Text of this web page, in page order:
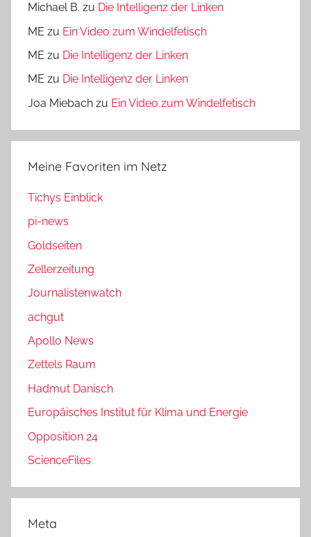
Michael B. zu Die Intelligenz der Linken
ME zu Ein Video zum Windelfetisch
ME zu Die Intelligenz der Linken
ME zu Die Intelligenz der Linken
Joa Miebach zu Ein Video zum Windelfetisch
Meine Favoriten im Netz
Tichys Einblick
pi-news
Goldseiten
Zellerzeitung
Journalistenwatch
achgut
Apollo News
Zettels Raum
Hadmut Danisch
Europäisches Institut für Klima und Energie
Opposition 24
ScienceFiles
Meta